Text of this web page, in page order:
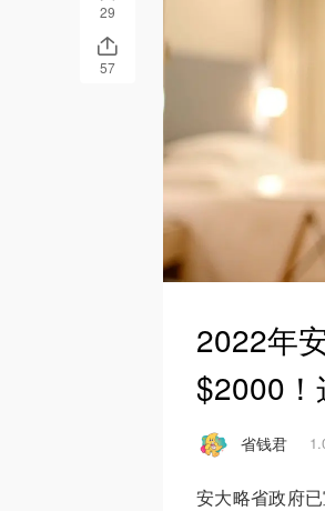
29
57
2022年
$2000！
省钱君
安大略省政府